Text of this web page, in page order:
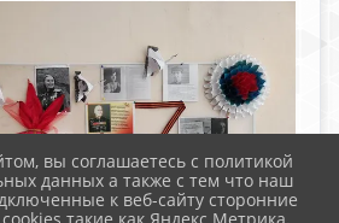
вы соглашаетесь с политикой
данных а также с тем что наш
к веб-сайту сторонние